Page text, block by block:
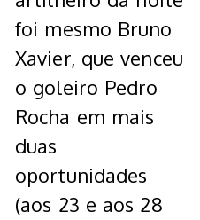
foi mesmo Bruno
Xavier, que venceu
o goleiro Pedro
Rocha em mais
duas
oportunidades
(aos 23 e aos 28